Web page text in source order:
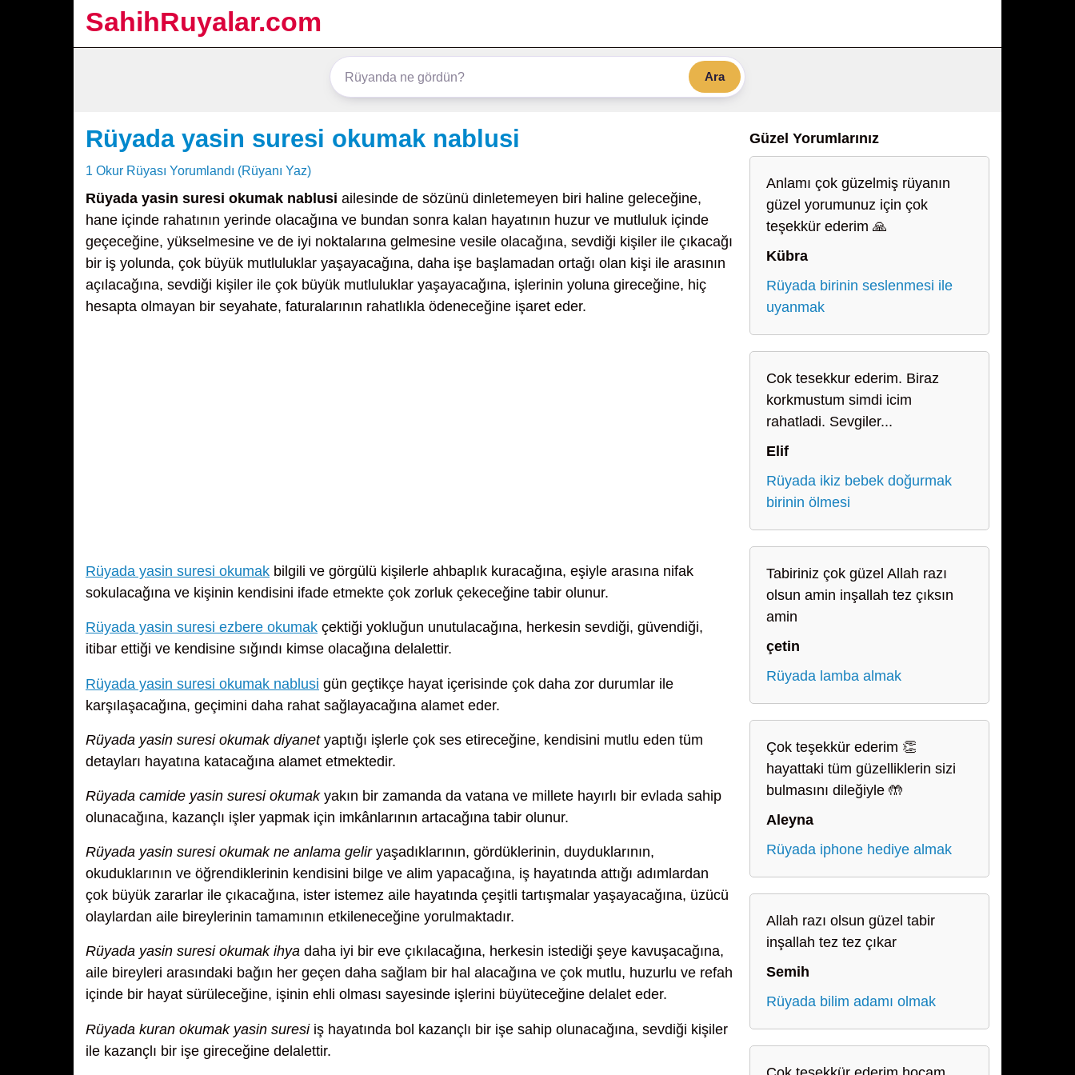
SahihRuyalar.com
Ara
Rüyada yasin suresi okumak nablusi
1 Okur Rüyası Yorumlandı (Rüyanı Yaz)
Rüyada yasin suresi okumak nablusi ailesinde de sözünü dinletemeyen biri haline geleceğine,
hane içinde rahatının yerinde olacağına ve bundan sonra kalan hayatının huzur ve mutluluk içinde
geçeceğine, yükselmesine ve de iyi noktalarına gelmesine vesile olacağına, sevdiği kişiler ile çıkacağı
bir iş yolunda, çok büyük mutluluklar yaşayacağına, daha işe başlamadan ortağı olan kişi ile arasının
açılacağına, sevdiği kişiler ile çok büyük mutluluklar yaşayacağına, işlerinin yoluna gireceğine, hiç
hesapta olmayan bir seyahate, faturalarının rahatlıkla ödeneceğine işaret eder.
Rüyada yasin suresi okumak bilgili ve görgülü kişilerle ahbaplık kuracağına, eşiyle arasına nifak
sokulacağına ve kişinin kendisini ifade etmekte çok zorluk çekeceğine tabir olunur.
Rüyada yasin suresi ezbere okumak çektiği yokluğun unutulacağına, herkesin sevdiği, güvendiği,
itibar ettiği ve kendisine sığındı kimse olacağına delalettir.
Rüyada yasin suresi okumak nablusi gün geçtikçe hayat içerisinde çok daha zor durumlar ile
karşılaşacağına, geçimini daha rahat sağlayacağına alamet eder.
Rüyada yasin suresi okumak diyanetyaptığı işlerle çok ses etireceğine, kendisini mutlu eden tüm
detayları hayatına katacağına alamet etmektedir.
Rüyada camide yasin suresi okumakyakın bir zamanda da vatana ve millete hayırlı bir evlada sahip
olunacağına, kazançlı işler yapmak için imkânlarının artacağına tabir olunur.
Rüyada yasin suresi okumak ne anlama geliryaşadıklarının, gördüklerinin, duyduklarının,
okuduklarının ve öğrendiklerinin kendisini bilge ve alim yapacağına, iş hayatında attığı adımlardan
çok büyük zararlar ile çıkacağına, ister istemez aile hayatında çeşitli tartışmalar yaşayacağına, üzücü
olaylardan aile bireylerinin tamamının etkileneceğine yorulmaktadır.
Rüyada yasin suresi okumak ihya daha iyi bir eve çıkılacağına, herkesin istediği şeye kavuşacağına,
aile bireyleri arasındaki bağın her geçen daha sağlam bir hal alacağına ve çok mutlu, huzurlu ve refah
içinde bir hayat sürüleceğine, işinin ehli olması sayesinde işlerini büyüteceğine delalet eder.
Rüyada kuran okumak yasin suresiiş hayatında bol kazançlı bir işe sahip olunacağına, sevdiği kişiler
ile kazançlı bir işe gireceğine delalettir.
Güzel Yorumlarınız
Anlamı çok güzelmiş rüyanın
güzel yorumunuz için çok
teşekkür ederim 🙏
Kübra
Rüyada birinin seslenmesi ile
uyanmak
Cok tesekkur ederim. Biraz
korkmustum simdi icim
rahatladi. Sevgiler...
Elif
Rüyada ikiz bebek doğurmak
birinin ölmesi
Tabiriniz çok güzel Allah razı
olsun amin inşallah tez çıksın
amin
çetin
Rüyada lamba almak
Çok teşekkür ederim 👏
hayattaki tüm güzelliklerin sizi
bulmasını dileğiyle 🤲
Aleyna
Rüyada iphone hediye almak
Allah razı olsun güzel tabir
inşallah tez tez çıkar
Semih
Rüyada bilim adamı olmak